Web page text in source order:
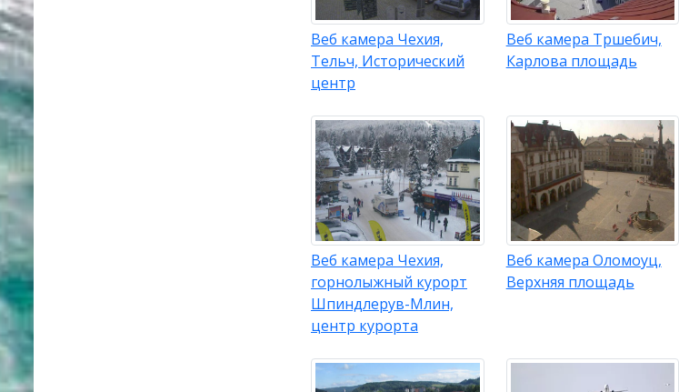
Веб камера Чехия,
Тельч, Исторический
центр
Веб камера Тршебич,
Карлова площадь
Веб камера Чехия,
горнолыжный курорт
Шпиндлерув-Млин,
центр курорта
Веб камера Оломоуц,
Верхняя площадь